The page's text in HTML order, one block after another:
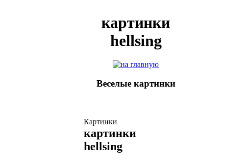
картинки
hellsing
Веселые картинки
Картинки
картинки
hellsing